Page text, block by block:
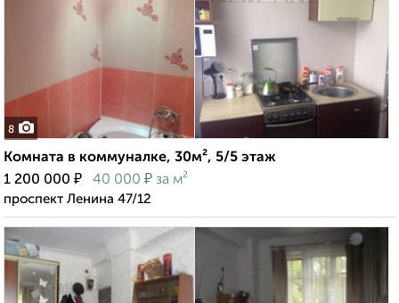
8
Комната в коммуналке, 30м², 5/5 этаж
1 200 000 ₽ 40 000 ₽ за м²
проспект Ленина 47/12